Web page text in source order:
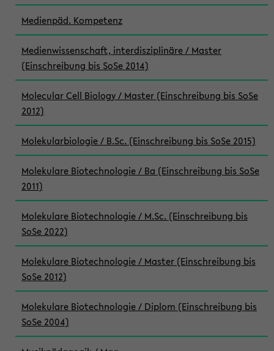
Medienpäd. Kompetenz
Medienwissenschaft, interdisziplinäre / Master
(Einschreibung bis SoSe 2014)
Molecular Cell Biology / Master (Einschreibung bis SoSe
2012)
Molekularbiologie / B.Sc. (Einschreibung bis SoSe 2015)
Molekulare Biotechnologie / Ba (Einschreibung bis SoSe
2011)
Molekulare Biotechnologie / M.Sc. (Einschreibung bis
SoSe 2022)
Molekulare Biotechnologie / Master (Einschreibung bis
SoSe 2012)
Molekulare Biotechnologie / Diplom (Einschreibung bis
SoSe 2004)